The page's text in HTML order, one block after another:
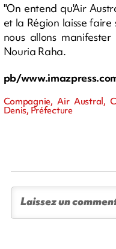
"On entend qu'Air
et la Région laisse
nous allons
Nouria Raha.
pb/
Compagnie, Air Austral,
Denis, Préfecture